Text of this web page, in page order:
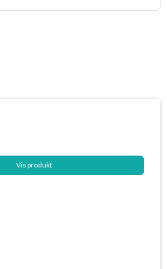
Vis produkt